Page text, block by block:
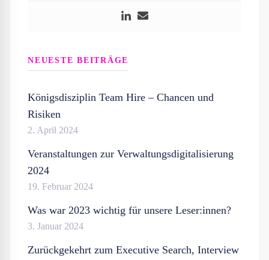
NEUESTE BEITRÄGE
Königsdisziplin Team Hire – Chancen und
Risiken
2. April 2024
Veranstaltungen zur Verwaltungsdigitalisierung
2024
19. Februar 2024
Was war 2023 wichtig für unsere Leser:innen?
3. Januar 2024
Zurückgekehrt zum Executive Search, Interview